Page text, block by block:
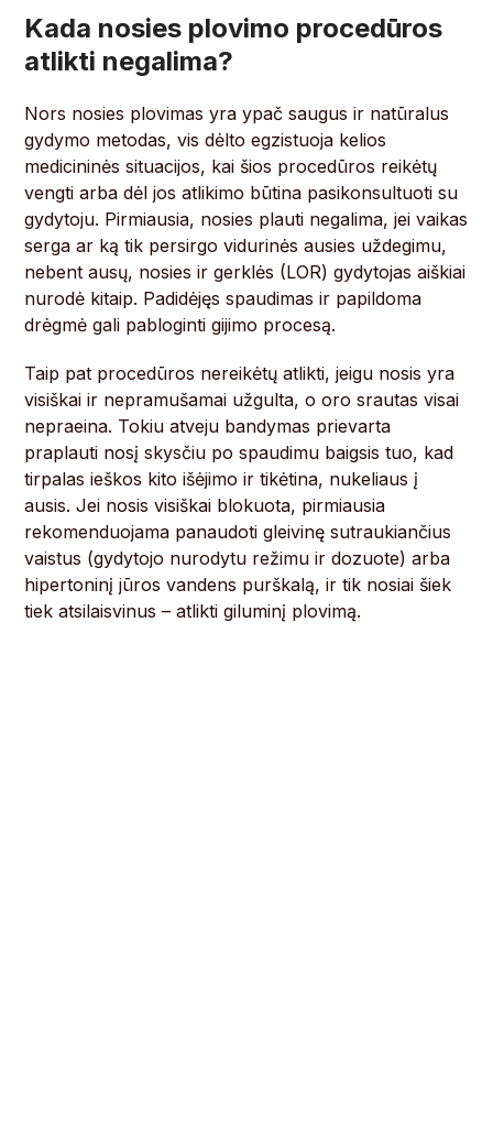
Kada nosies plovimo procedūros
atlikti negalima?
Nors nosies plovimas yra ypač saugus ir natūralus
gydymo metodas, vis dėlto egzistuoja kelios
medicininės situacijos, kai šios procedūros reikėtų
vengti arba dėl jos atlikimo būtina pasikonsultuoti su
gydytoju. Pirmiausia, nosies plauti negalima, jei vaikas
serga ar ką tik persirgo vidurinės ausies uždegimu,
nebent ausų, nosies ir gerklės (LOR) gydytojas aiškiai
nurodė kitaip. Padidėjęs spaudimas ir papildoma
drėgmė gali pabloginti gijimo procesą.
Taip pat procedūros nereikėtų atlikti, jeigu nosis yra
visiškai ir nepramušamai užgulta, o oro srautas visai
nepraeina. Tokiu atveju bandymas prievarta
praplauti nosį skysčiu po spaudimu baigsis tuo, kad
tirpalas ieškos kito išėjimo ir tikėtina, nukeliaus į
ausis. Jei nosis visiškai blokuota, pirmiausia
rekomenduojama panaudoti gleivinę sutraukiančius
vaistus (gydytojo nurodytu režimu ir dozuote) arba
hipertoninį jūros vandens purškalą, ir tik nosiai šiek
tiek atsilaisvinus – atlikti giluminį plovimą.